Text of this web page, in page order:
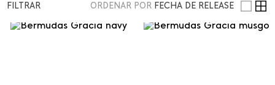
FILTRAR ORDENAR POR FECHA DE RELEASE